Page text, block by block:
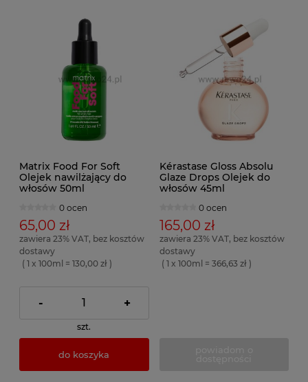
Matrix Food For Soft
Olejek nawilżający do
włosów 50ml
0 ocen
65,00 zł
zawiera 23% VAT, bez kosztów
dostawy
( 1 x 100ml = 130,00 zł )
- +
szt.
do koszyka
Kérastase Gloss Absolu
Glaze Drops Olejek do
włosów 45ml
0 ocen
165,00 zł
zawiera 23% VAT, bez kosztów
dostawy
( 1 x 100ml = 366,63 zł )